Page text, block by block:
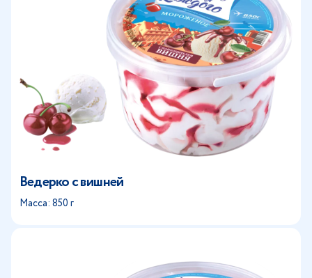
Ведерко с вишней
Масса: 850 г